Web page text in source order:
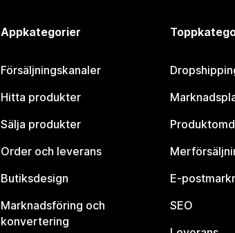
Appkategorier
Försäljningskanaler
Hitta produkter
Sälja produkter
Order och leverans
Butiksdesign
Marknadsföring och
konvertering
E-
SEO